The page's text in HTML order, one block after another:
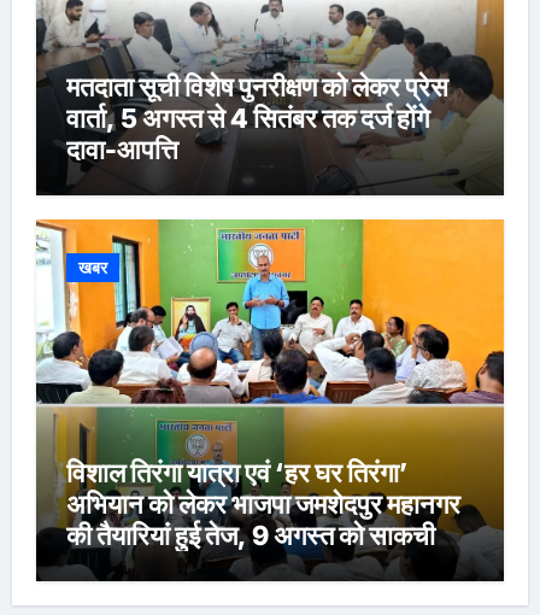
मतदाता सूची विशेष पुनरीक्षण को लेकर प्रेस
वार्ता, 5 अगस्त से 4 सितंबर तक दर्ज होंगे
दावा-आपत्ति
खबर
विशाल तिरंगा यात्रा एवं ‘हर घर तिरंगा’
अभियान को लेकर भाजपा जमशेदपुर महानगर
की तैयारियां हुई तेज, 9 अगस्त को साकची
नेताजी सुभाष मैदान से निकलेगी विशाल तिरंगा
यात्रा